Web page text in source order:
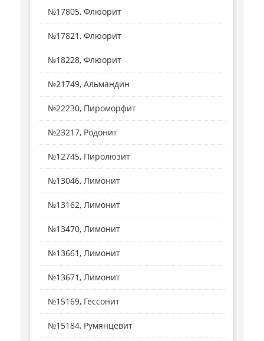
№17805, Флюорит
№17821, Флюорит
№18228, Флюорит
№21749, Альмандин
№22230, Пироморфит
№23217, Родонит
№12745, Пиролюзит
№13046, Лимонит
№13162, Лимонит
№13470, Лимонит
№13661, Лимонит
№13671, Лимонит
№15169, Гессонит
№15184, Румянцевит